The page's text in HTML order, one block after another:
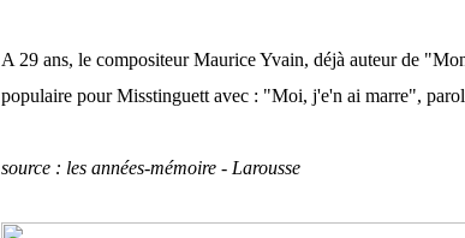
A 29 ans, le compositeur Maurice Yvain, déjà auteur de
populaire pour Misstinguett avec : "Moi, j'e'n ai marre",
source : les années-mémoire - Larousse